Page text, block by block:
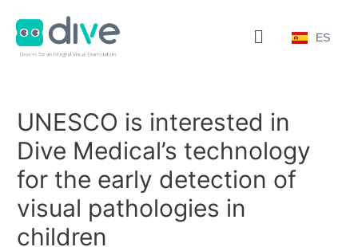
ES
UNESCO is interested in
Dive Medical’s technology
for the early detection of
visual pathologies in
children